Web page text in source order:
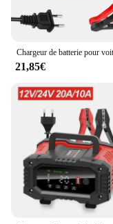
21,85€